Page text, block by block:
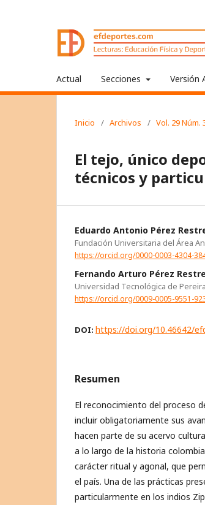
Actual Secciones Versión
Inicio / Archivos / Vol. 29 Núm.
El tejo, único
técnicos y
Eduardo Antonio Pérez
Fundación Universitaria del Área
https://orcid.org/0000-0003-4304-
Fernando Arturo Pérez
Universidad Tecnológica de Pereira
https://orcid.org/0009-0005-9551-
DOI: https://doi.org/10.46642/
Resumen
El reconocimiento del proceso
incluir obligatoriamente sus
hacen parte de su acervo
a lo largo de la historia
carácter ritual y agonal, que
el país. Una de las prácticas
particularmente en los indios